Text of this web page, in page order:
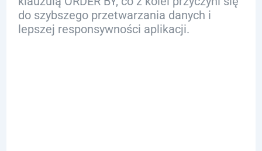
do szybszego przetwarzania danych i
lepszej responsywności aplikacji.